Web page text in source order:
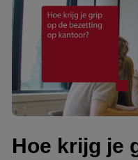
Hoe krijg je